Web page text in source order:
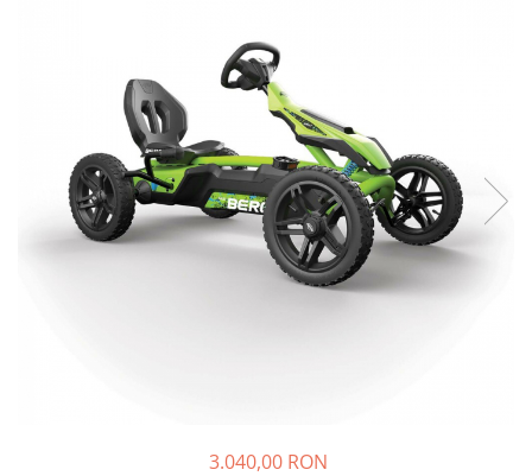
Lucru manual copii
Seturi de desen
Seturi de pictura pentru copii
Tatuaje Copii
Nisip kinetic
3.040,00 RON